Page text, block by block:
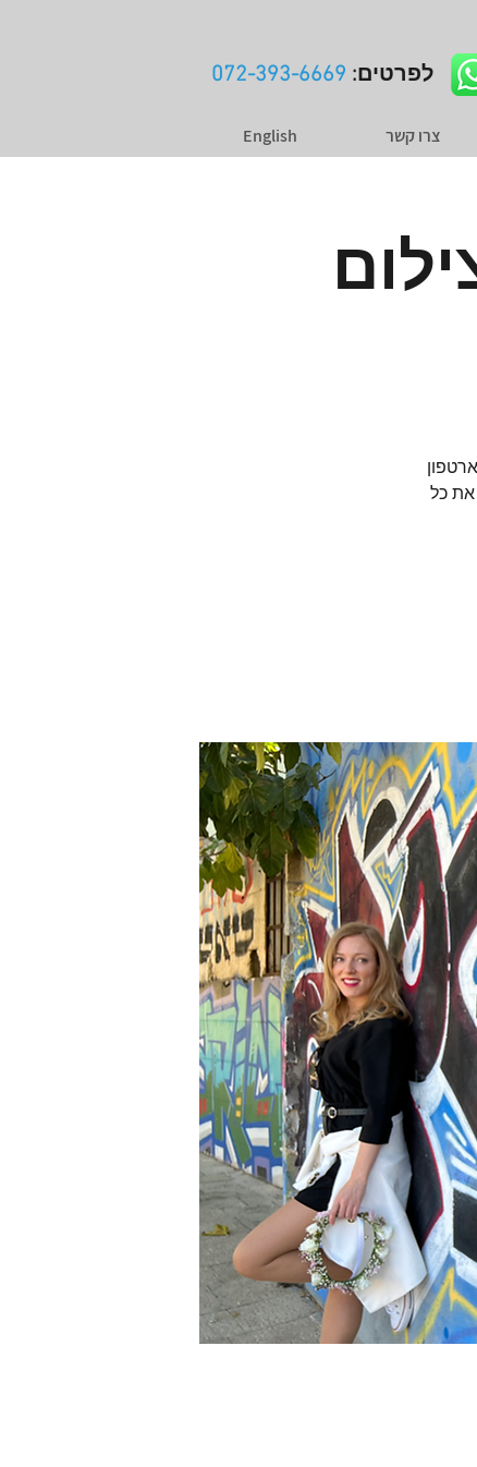
לפרטים: 072-393-6669
English צרו קשר
את כל